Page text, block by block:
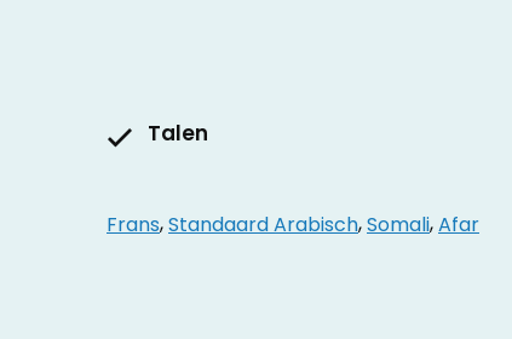
Talen
Frans,Standaard Arabisch,Somali,Afar